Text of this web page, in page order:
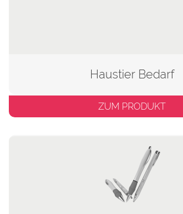
Haustier Bedarf
ZUM PRODUKT